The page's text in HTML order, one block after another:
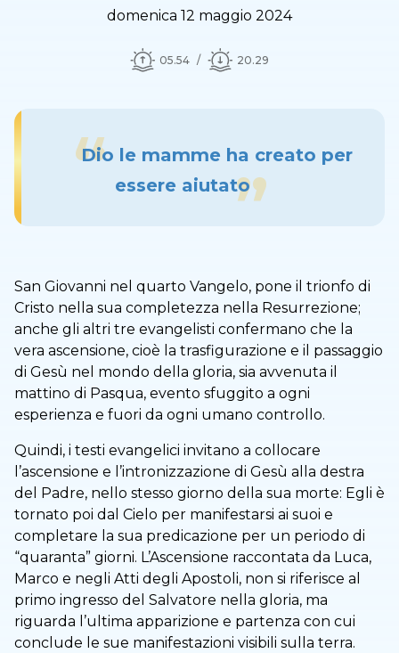
domenica 12 maggio 2024
05.54 20.29
Dio le mamme ha creato per
essere aiutato
San Giovanni nel quarto Vangelo, pone il trionfo di
Cristo nella sua completezza nella Resurrezione;
anche gli altri tre evangelisti confermano che la
vera ascensione, cioè la trasfigurazione e il passaggio
di Gesù nel mondo della gloria, sia avvenuta il
mattino di Pasqua, evento sfuggito a ogni
esperienza e fuori da ogni umano controllo.
Quindi, i testi evangelici invitano a collocare
l’ascensione e l’intronizzazione di Gesù alla destra
del Padre, nello stesso giorno della sua morte: Egli è
tornato poi dal Cielo per manifestarsi ai suoi e
completare la sua predicazione per un periodo di
“quaranta” giorni. L’Ascensione raccontata da Luca,
Marco e negli Atti degli Apostoli, non si riferisce al
primo ingresso del Salvatore nella gloria, ma
riguarda l’ultima apparizione e partenza con cui
conclude le sue manifestazioni visibili sulla terra.